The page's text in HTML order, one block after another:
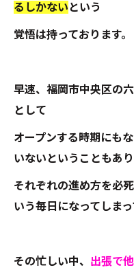
るしかないという
覚悟は持っております。
早速、福岡市中央区の
として
オープンする時期にも
いないということもあり
それぞれの進め方を必
いう毎日になってしまっ
その忙しい中、 出張で